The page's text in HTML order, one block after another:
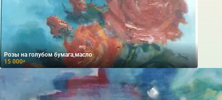
Розы на голубом бумага,масло
15 000₽